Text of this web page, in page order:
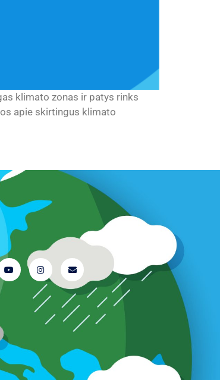
klimato zonas ir patys rinks
apie skirtingus klimato